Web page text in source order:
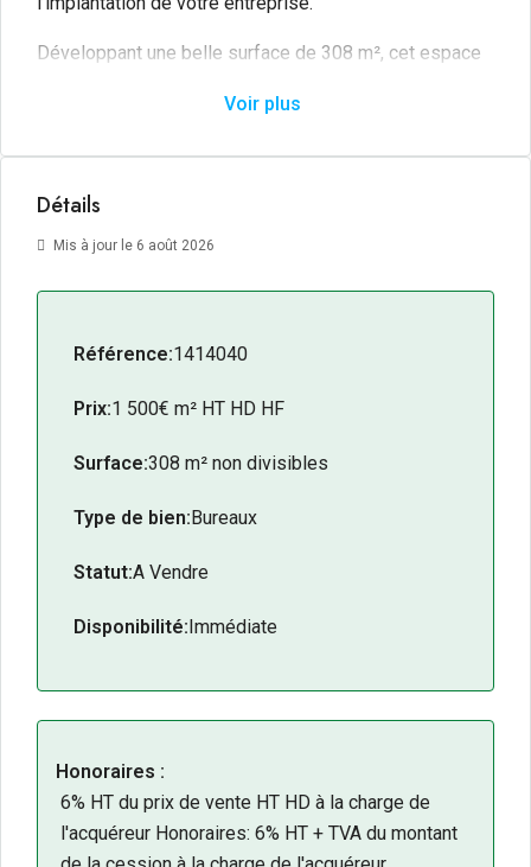
Développant une belle surface de 308 m², cet espace
travail fonctionnel et parfaitement adapté à vos
dédiées, un véritable atout en hyper-centre pour
faciliter l’accès de vos collaborateurs et l’accueil de
ancrer durablement votre activité dans un
Emplacement : Coeur de ville, secteur en fort
Stationnement: Places privatives dédiées, atout
dynamique.
Voir plus
Détails
Mis à jour le 6 août 2026
Référence:1414040
Prix:1 500€ m² HT HD HF
Surface:308 m² non divisibles
Type de bien:Bureaux
Statut:A Vendre
Disponibilité:Immédiate
Honoraires :
6% HT du prix de vente HT HD à la charge de
l'acquéreur Honoraires: 6% HT + TVA du montant